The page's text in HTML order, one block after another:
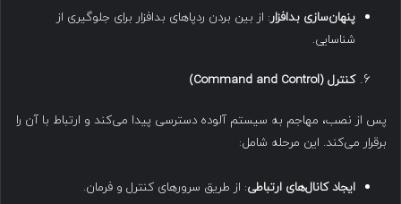
پنهان‌سازی بدافزار: از بین بردن ردپاهای بدافزار برای جلوگیری از
شناسایی.
کنترل (Command and Control)
پس از نصب، مهاجم به سیستم آلوده دسترسی پیدا می‌کند و ارتباط با آن را
برقرار می‌کند. این مرحله شامل:
ایجاد کانال‌های ارتباطی: از طریق سرورهای کنترل و فرمان.